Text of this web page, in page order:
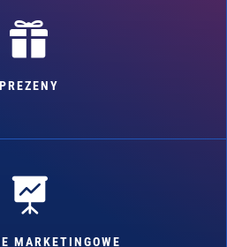

PREZENY

MARKETINGOWE